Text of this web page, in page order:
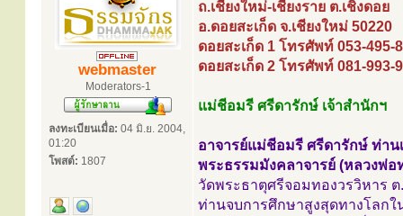
webmaster
Moderators-1
ลงทะเบียนเมื่อ: 04 มิ.ย. 2004,
01:20
โพสต์: 1807
ถ.เชียงใหม่-เชียงราย ต.เชิงดอย
อ.ดอยสะเก็ด จ.เชียงใหม่ 50220
ดอยสะเก็ด 1 โทรศัพท์ 053-495-
ดอยสะเก็ด 2 โทรศัพท์ 081-993-
แม่ชีอมรี ศรีดารักษ์ เจ้าสำนักฯ
อาจารย์แม่ชีอมรี ศรีดารักษ์ ท่าน
พระธรรมมังคลาจารย์ (หลวงพ่อ
วัดพระธาตุศรีจอมทองวรวิหาร
ท่านจบการศึกษาสูงสุดทางโลก